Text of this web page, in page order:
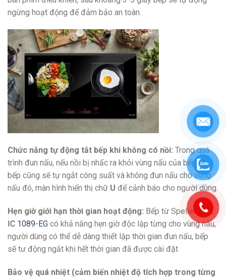
ngừng hoạt động để đảm bảo an toàn.
Chức năng tự động tắt bếp khi không có nồi: Trong quá
trình đun nấu, nếu nồi bị nhấc ra khỏi vùng nấu của bếp thì
bếp cũng sẽ tự ngắt công suất và không đun nấu cho vùng
nấu đó, màn hình hiển thị chữ U để cảnh báo cho người dùng.
Hẹn giờ giới hạn thời gian hoạt động: Bếp từ Spelier SPE
IC 1089-EG có khả năng hẹn giờ độc lập từng cho vùng nấu,
người dùng có thể dễ dàng thiết lập thời gian đun nấu, bếp
sẽ tư động ngắt khi hết thời gian đã được cài đặt
Bảo vệ quá nhiệt (cảm biến nhiệt độ tích hợp trong từng